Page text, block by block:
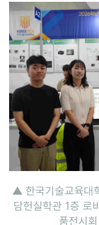
▲ 한국기술교육대
담헌실학관 1층 로
품전시